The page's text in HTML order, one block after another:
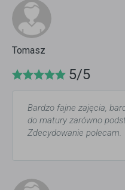
Tomasz
5/5
Bardzo fajne zajęcia,
do matury zarówno
Zdecydowanie polecam.